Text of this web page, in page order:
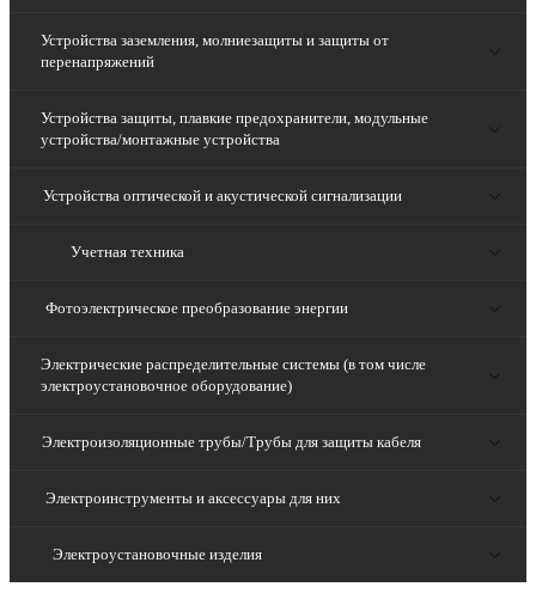
Устройства заземления, молниезащиты и защиты от
перенапряжений
Устройства защиты, плавкие предохранители, модульные
устройства/монтажные устройства
Устройства оптической и акустической сигнализации
Учетная техника
Фотоэлектрическое преобразование энергии
Электрические распределительные системы (в том числе
электроустановочное оборудование)
Электроизоляционные трубы/Трубы для защиты кабеля
Электроинструменты и аксессуары для них
Электроустановочные изделия